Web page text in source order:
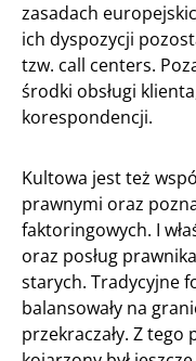
zasadach
ich dyspozycji
tzw. call centers.
środki obsługi
korespondencji.
Kultowa jest też
prawnymi oraz
faktoringowych. I
oraz posług
starych. Tradycyjne
balansowały na
przekraczały. Z